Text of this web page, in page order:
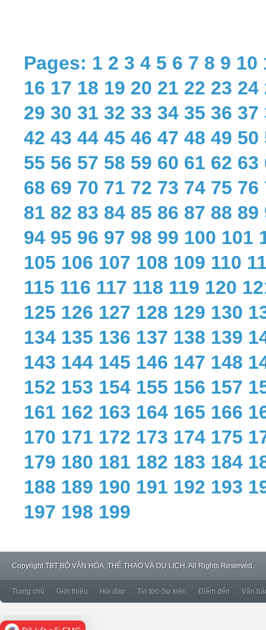
Pages: 1 2 3 4 5 6 7 8 9 10
16 17 18 19 20 21 22 23 24
29 30 31 32 33 34 35 36 37
42 43 44 45 46 47 48 49 50
55 56 57 58 59 60 61 62 63
68 69 70 71 72 73 74 75 76
81 82 83 84 85 86 87 88 89
94 95 96 97 98 99 100 101
105 106 107 108 109 110
115 116 117 118 119 120
125 126 127 128 129 130
134 135 136 137 138 139
143 144 145 146 147 148
152 153 154 155 156 157
161 162 163 164 165 166
170 171 172 173 174 175
179 180 181 182 183 184
188 189 190 191 192 193
197 198 199
CopyrightTBT BỘ VĂN HÓA, THỂ THAO VÀ DU LỊCH. All Rights Reserved.
Trang chủ Giới thiệu Hỏi đáp Tin tức-Sự kiện Điểm đến Văn